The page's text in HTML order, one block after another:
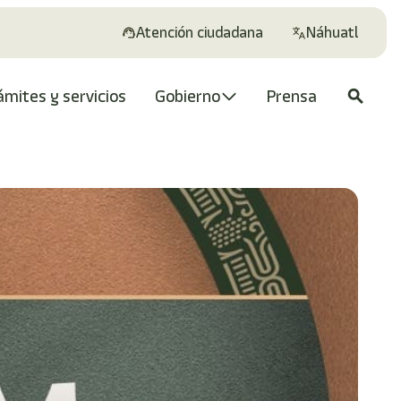
Atención ciudadana Náhuatl
y servicios Gobierno Prensa search